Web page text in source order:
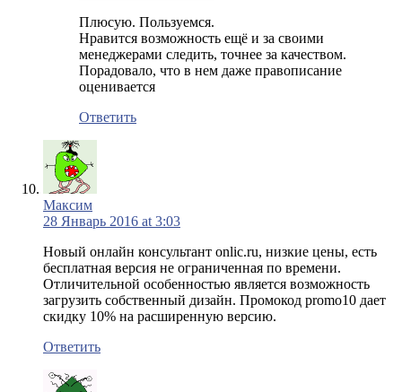
Плюсую. Пользуемся.
Нравится возможность ещё и за своими
менеджерами следить, точнее за качеством.
Порадовало, что в нем даже правописание
оценивается
Ответить
Максим
28 Январь 2016 at 3:03
Новый онлайн консультант onlic.ru, низкие цены, есть
бесплатная версия не ограниченная по времени.
Отличительной особенностью является возможность
загрузить собственный дизайн. Промокод promo10 дает
скидку 10% на расширенную версию.
Ответить